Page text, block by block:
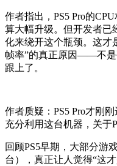
作者指出，PS5 Pro的
算大幅升级。但开发者已
化来绕开这个瓶颈。这才
帧率”的真正原因——不是
跟上了。
作者质疑：PS5 Pro才刚刚
充分利用这台机器，关于
回顾PS5早期，大部分游
台），真正让人觉得“这